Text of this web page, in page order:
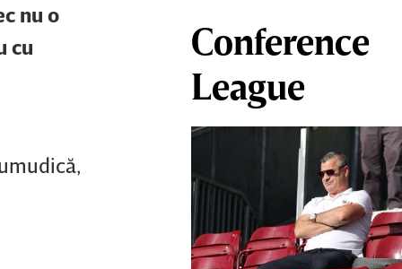
nu o
cu
Conference
League